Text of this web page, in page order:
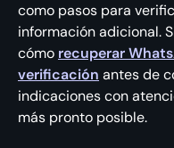
como pasos para
información adicional.
cómo recuperar
verificación antes de
indicaciones con
más pronto posible.